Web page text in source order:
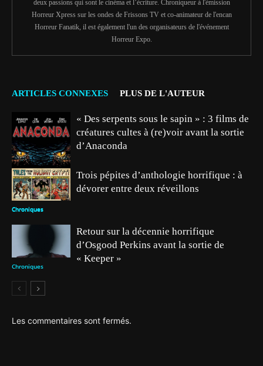
deux passions qui sont le cinéma et l’écriture. Chroniqueur à l'émission
Horreur Xpress sur les ondes de Frissons TV et co-animateur de l'encan
Horreur Fanatik, il est également l'un des organisateurs de l'événement
Horreur Expo.
ARTICLES CONNEXES PLUS DE L'AUTEUR
Chroniques
« Des serpents sous le sapin » : 3 films de
créatures cultes à (re)voir avant la sortie
d’Anaconda
Chroniques
Trois pépites d’anthologie horrifique : à
dévorer entre deux réveillons
Chroniques
Retour sur la décennie horrifique
d’Osgood Perkins avant la sortie de
« Keeper »
Les commentaires sont fermés.